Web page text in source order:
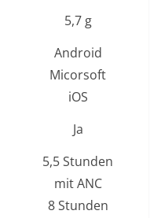
5,7 g
Android
Micorsoft
iOS
Ja
5,5 Stunden
mit ANC
8 Stunden